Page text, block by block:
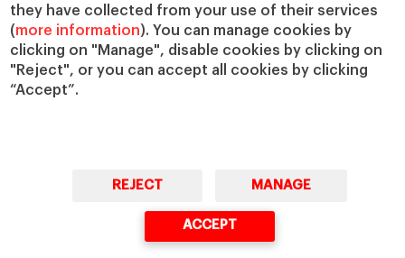
they have collected from your use of their services
(more information). You can manage cookies by
clicking on "Manage", disable cookies by clicking on
"Reject", or you can accept all cookies by clicking
“Accept”.
REJECT MANAGE
ACCEPT